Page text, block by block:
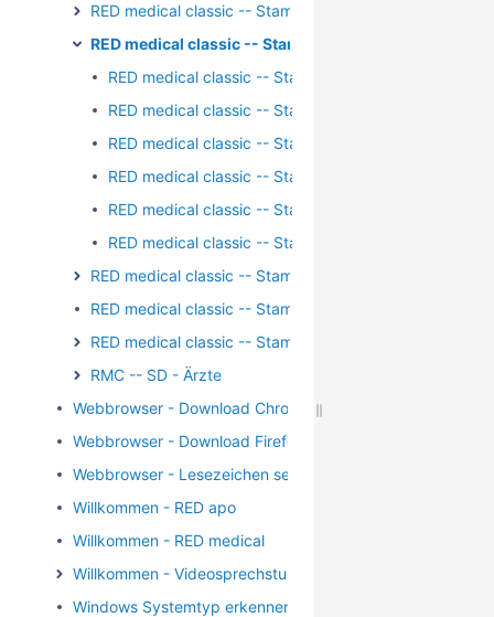
RED medical classic -- Stammdaten - Diagnosen
RED medical classic -- Stammdaten - Kalender
RED medical classic -- Stammdaten - Kalender -
RED medical classic -- Stammdaten - Kalender -
RED medical classic -- Stammdaten - Kalender - Orte
RED medical classic -- Stammdaten - Kalender-
RED medical classic -- Stammdaten - Kalender -
RED medical classic -- Stammdaten - Kalender -
RED medical classic -- Stammdaten - Leistungen
RED medical classic -- Stammdaten - Organisationen
RED medical classic -- Stammdaten - Textbausteine
RMC -- SD - Ärzte
Webbrowser - Download Chrome
Webbrowser - Download Firefox
Webbrowser - Lesezeichen setzen
Willkommen - RED apo
Willkommen - RED medical
Willkommen - Videosprechstunde
Windows Systemtyp erkennen